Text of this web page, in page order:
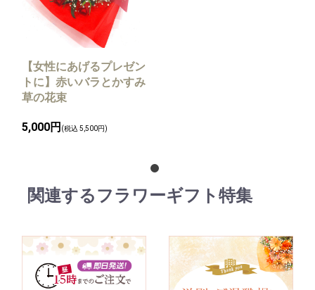
【女性にあげるプレゼン
トに】赤いバラとかすみ
草の花束
5,000円 (税込 5,500円)
関連するフラワーギフト特集